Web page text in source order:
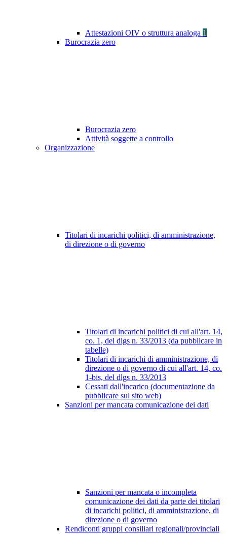
Attestazioni OIV o struttura analoga 1
Burocrazia zero
Burocrazia zero
Attività soggette a controllo
Organizzazione
Titolari di incarichi politici, di amministrazione,
di direzione o di governo
Titolari di incarichi politici di cui all'art. 14,
co. 1, del dlgs n. 33/2013 (da pubblicare in
tabelle)
Titolari di incarichi di amministrazione, di
direzione o di governo di cui all'art. 14, co.
1-bis, del dlgs n. 33/2013
Cessati dall'incarico (documentazione da
pubblicare sul sito web)
Sanzioni per mancata comunicazione dei dati
Sanzioni per mancata o incompleta
comunicazione dei dati da parte dei titolari
di incarichi politici, di amministrazione, di
direzione o di governo
Rendiconti gruppi consiliari regionali/provinciali